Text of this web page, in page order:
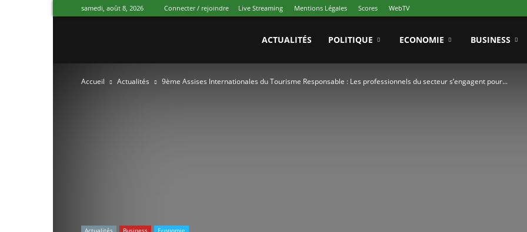
samedi, août 8, 2026 Connecter / rejoindre Live Streaming Mentions Légales Scores WebTV
Ivoire
ACTUALITÉS POLITIQUE ECONOMIE BUSINESS
Accueil Actualités 9ème Assises Internationales du Tourisme Responsable : Les professionnels du secteur s’engagent pour...
Actualités Business Economie